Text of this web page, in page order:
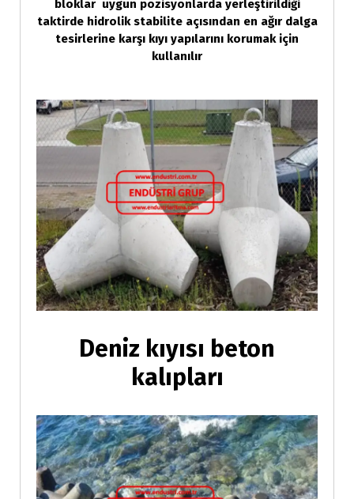
bloklar uygun pozisyonlarda yerleştirildiği
taktirde hidrolik stabilite açısından en ağır dalga
tesirlerine karşı kıyı yapılarını korumak için
kullanılır
Deniz kıyısı beton
kalıpları